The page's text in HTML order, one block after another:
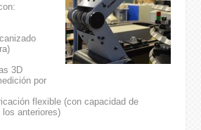
3D
por
flexible (con capacidad de
anteriores)